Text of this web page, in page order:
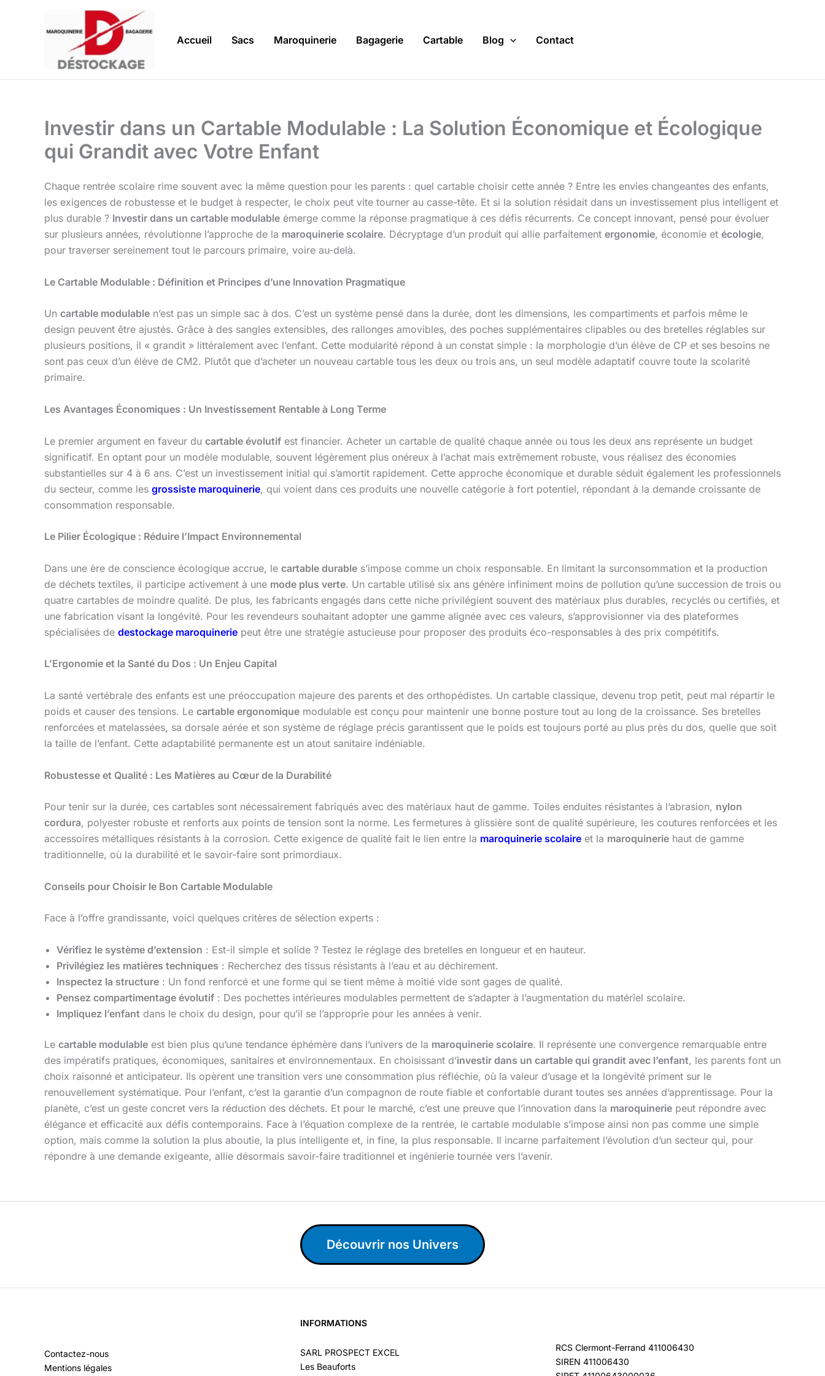
Accueil Sacs Maroquinerie Bagagerie Cartable Blog Contact
Investir dans un Cartable Modulable : La Solution Économique et Écologique
qui Grandit avec Votre Enfant
Chaque rentrée scolaire rime souvent avec la même question pour les parents : quel cartable choisir cette année ? Entre les envies changeantes des enfants,
les exigences de robustesse et le budget à respecter, le choix peut vite tourner au casse-tête. Et si la solution résidait dans un investissement plus intelligent et
plus durable ? Investir dans un cartable modulable émerge comme la réponse pragmatique à ces défis récurrents. Ce concept innovant, pensé pour évoluer
sur plusieurs années, révolutionne l’approche de la maroquinerie scolaire. Décryptage d’un produit qui allie parfaitement ergonomie, économie et écologie,
pour traverser sereinement tout le parcours primaire, voire au-delà.
Le Cartable Modulable : Définition et Principes d’une Innovation Pragmatique
Un cartable modulable n’est pas un simple sac à dos. C’est un système pensé dans la durée, dont les dimensions, les compartiments et parfois même le
design peuvent être ajustés. Grâce à des sangles extensibles, des rallonges amovibles, des poches supplémentaires clipables ou des bretelles réglables sur
plusieurs positions, il « grandit » littéralement avec l’enfant. Cette modularité répond à un constat simple : la morphologie d’un élève de CP et ses besoins ne
sont pas ceux d’un élève de CM2. Plutôt que d’acheter un nouveau cartable tous les deux ou trois ans, un seul modèle adaptatif couvre toute la scolarité
primaire.
Les Avantages Économiques : Un Investissement Rentable à Long Terme
Le premier argument en faveur du cartable évolutif est financier. Acheter un cartable de qualité chaque année ou tous les deux ans représente un budget
significatif. En optant pour un modèle modulable, souvent légèrement plus onéreux à l’achat mais extrêmement robuste, vous réalisez des économies
substantielles sur 4 à 6 ans. C’est un investissement initial qui s’amortit rapidement. Cette approche économique et durable séduit également les professionnels
du secteur, comme les grossiste maroquinerie, qui voient dans ces produits une nouvelle catégorie à fort potentiel, répondant à la demande croissante de
consommation responsable.
Le Pilier Écologique : Réduire l’Impact Environnemental
Dans une ère de conscience écologique accrue, le cartable durable s’impose comme un choix responsable. En limitant la surconsommation et la production
de déchets textiles, il participe activement à une mode plus verte. Un cartable utilisé six ans génère infiniment moins de pollution qu’une succession de trois ou
quatre cartables de moindre qualité. De plus, les fabricants engagés dans cette niche privilégient souvent des matériaux plus durables, recyclés ou certifiés, et
une fabrication visant la longévité. Pour les revendeurs souhaitant adopter une gamme alignée avec ces valeurs, s’approvisionner via des plateformes
spécialisées de destockage maroquinerie peut être une stratégie astucieuse pour proposer des produits éco-responsables à des prix compétitifs.
L’Ergonomie et la Santé du Dos : Un Enjeu Capital
La santé vertébrale des enfants est une préoccupation majeure des parents et des orthopédistes. Un cartable classique, devenu trop petit, peut mal répartir le
poids et causer des tensions. Le cartable ergonomique modulable est conçu pour maintenir une bonne posture tout au long de la croissance. Ses bretelles
renforcées et matelassées, sa dorsale aérée et son système de réglage précis garantissent que le poids est toujours porté au plus près du dos, quelle que soit
la taille de l’enfant. Cette adaptabilité permanente est un atout sanitaire indéniable.
Robustesse et Qualité : Les Matières au Cœur de la Durabilité
Pour tenir sur la durée, ces cartables sont nécessairement fabriqués avec des matériaux haut de gamme. Toiles enduites résistantes à l’abrasion, nylon
cordura, polyester robuste et renforts aux points de tension sont la norme. Les fermetures à glissière sont de qualité supérieure, les coutures renforcées et les
accessoires métalliques résistants à la corrosion. Cette exigence de qualité fait le lien entre la maroquinerie scolaire et la maroquinerie haut de gamme
traditionnelle, où la durabilité et le savoir-faire sont primordiaux.
Conseils pour Choisir le Bon Cartable Modulable
Face à l’offre grandissante, voici quelques critères de sélection experts :
Vérifiez le système d’extension : Est-il simple et solide ? Testez le réglage des bretelles en longueur et en hauteur.
Privilégiez les matières techniques : Recherchez des tissus résistants à l’eau et au déchirement.
Inspectez la structure : Un fond renforcé et une forme qui se tient même à moitié vide sont gages de qualité.
Pensez compartimentage évolutif : Des pochettes intérieures modulables permettent de s’adapter à l’augmentation du matériel scolaire.
Impliquez l’enfant dans le choix du design, pour qu’il se l’approprie pour les années à venir.
Le cartable modulable est bien plus qu’une tendance éphémère dans l’univers de la maroquinerie scolaire. Il représente une convergence remarquable entre
des impératifs pratiques, économiques, sanitaires et environnementaux. En choisissant d’investir dans un cartable qui grandit avec l’enfant, les parents font un
choix raisonné et anticipateur. Ils opèrent une transition vers une consommation plus réfléchie, où la valeur d’usage et la longévité priment sur le
renouvellement systématique. Pour l’enfant, c’est la garantie d’un compagnon de route fiable et confortable durant toutes ses années d’apprentissage. Pour la
planète, c’est un geste concret vers la réduction des déchets. Et pour le marché, c’est une preuve que l’innovation dans la maroquinerie peut répondre avec
élégance et efficacité aux défis contemporains. Face à l’équation complexe de la rentrée, le cartable modulable s’impose ainsi non pas comme une simple
option, mais comme la solution la plus aboutie, la plus intelligente et, in fine, la plus responsable. Il incarne parfaitement l’évolution d’un secteur qui, pour
répondre à une demande exigeante, allie désormais savoir-faire traditionnel et ingénierie tournée vers l’avenir.
Découvrir nos Univers
Contactez-nous
Mentions légales
INFORMATIONS
SARL PROSPECT EXCEL
Les Beauforts
RCS Clermont-Ferrand 411006430
SIREN 411006430